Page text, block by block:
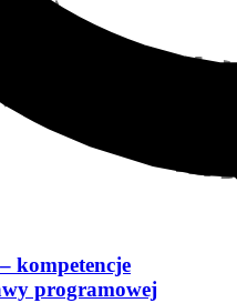
kompetencje
programowej